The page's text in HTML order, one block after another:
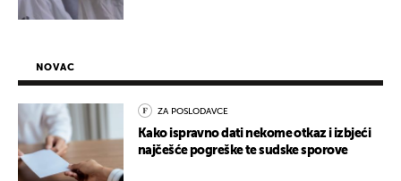
NOVAC
ZA POSLODAVCE
Kako ispravno dati nekome otkaz i izbjeći
najčešće pogreške te sudske sporove